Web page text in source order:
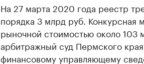
На 27 марта 2020 года реестр
порядка 3 млрд руб. Конкурсная
рыночной стоимостью около 103
арбитражный суд Пермского
финансовому управляющему